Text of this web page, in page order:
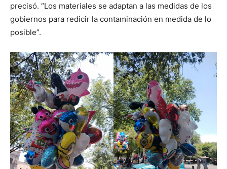
precisó. “Los materiales se adaptan a las medidas de los
gobiernos para redicir la contaminación en medida de lo
posible”.